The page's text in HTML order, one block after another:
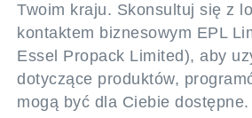
Twoim kraju. Skonsultuj się z
kontaktem biznesowym EPL
Essel Propack Limited), aby
dotyczące produktów,
mogą być dla Ciebie dostępne.